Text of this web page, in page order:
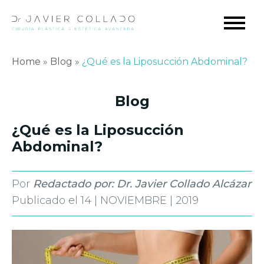
Home » Blog » ¿Qué es la Liposucción Abdominal?
Blog
¿Qué es la Liposucción
Abdominal?
Por Redactado por: Dr. Javier Collado Alcázar
Publicado el 14 | NOVIEMBRE | 2019